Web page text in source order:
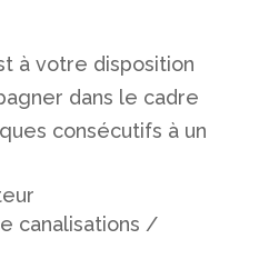
à votre disposition
dans le cadre
consécutifs à un
canalisations /